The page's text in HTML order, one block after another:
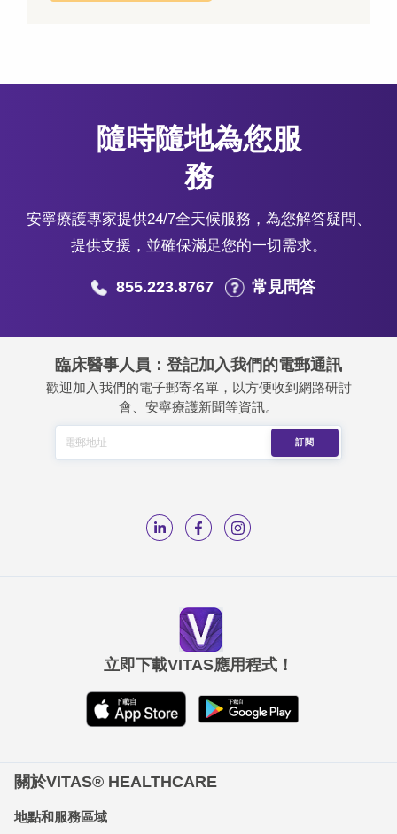
隨時隨地為您服
務
安寧療護專家提供24/7全天候服務，為您解答疑問、
提供支援，並確保滿足您的一切需求。
855.223.8767 常見問答
臨床醫事人員：登記加入我們的電郵通訊
歡迎加入我們的電子郵寄名單，以方便收到網路研討
會、安寧療護新聞等資訊。
立即下載VITAS應用程式！
關於VITAS® HEALTHCARE
地點和服務區域